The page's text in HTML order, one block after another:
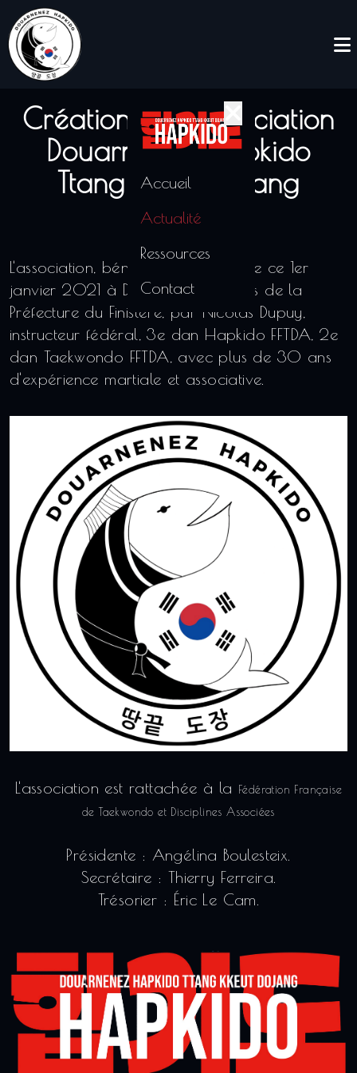
Accueil
Actualité
Ressources
Contact
Création de l'association
Douarnenez Hapkido
Ttang Kkeut Dojang
01/01/2021
L'association, bénévole, a été créée ce 1er
janvier 2021 à Douarnenez auprès de la
Préfecture du Finistère, par Nicolas Dupuy,
instructeur fédéral, 3e dan Hapkido FFTDA, 2e
dan Taekwondo FFTDA, avec plus de 30 ans
d'expérience martiale et associative.
L'association est rattachée à la
Fédération Française
de Taekwondo et Disciplines Associées
Présidente : Angélina Boulesteix.
Secrétaire : Thierry Ferreira.
Trésorier : Éric Le Cam.